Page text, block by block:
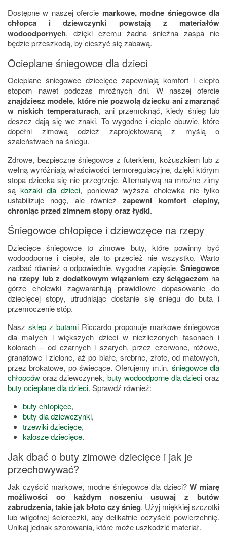
Dostępne w naszej ofercie markowe, modne śniegowce dla
chłopca i dziewczynki powstają z materiałów
wodoodpornych, dzięki czemu żadna śnieżna zaspa nie
będzie przeszkodą, by cieszyć się zabawą.
Ocieplane śniegowce dla dzieci
Ocieplane śniegowce dziecięce zapewniają komfort i ciepło
stopom nawet podczas mroźnych dni. W naszej ofercie
znajdziesz modele, które nie pozwolą dziecku ani zmarznąć
w niskich temperaturach, ani przemoknąć, kiedy śnieg lub
deszcz dają się we znaki. To wygodne i ciepłe obuwie, które
dopełni zimową odzież zaprojektowaną z myślą o
szaleństwach na śniegu.
Zdrowe, bezpieczne śniegowce z futerkiem, kożuszkiem lub z
wełną wyróżniają właściwości termoregulacyjne, dzięki którym
stopa dziecka się nie przegrzeje. Alternatywą na mroźne zimy
są kozaki dla dzieci, ponieważ wyższa cholewka nie tylko
ustabilizuje nogę, ale równieżzapewni komfort cieplny,
chroniąc przed zimnem stopy oraz łydki.
Śniegowce chłopięce i dziewczęce na rzepy
Dziecięce śniegowce to zimowe buty, które powinny być
wodoodporne i ciepłe, ale to przecież nie wszystko. Warto
zadbać również o odpowiednie, wygodne zapięcie. Śniegowce
na rzepy lub z dodatkowym wiązaniem czy ściągaczem na
górze cholewki zagwarantują prawidłowe dopasowanie do
dziecięcej stopy, utrudniając dostanie się śniegu do buta i
przemoczenie stóp.
Nasz sklep z butami Riccardo proponuje markowe śniegowce
dla małych i większych dzieci w niezliczonych fasonach i
kolorach – od czarnych i szarych, przez czerwone, różowe,
granatowe i zielone, aż po białe, srebrne, złote, od matowych,
przez brokatowe, po świecące. Oferujemy m.in. śniegowce dla
chłopców oraz dziewczynek, buty wodoodporne dla dzieci oraz
buty ocieplane dla dzieci. Sprawdź również:
buty chłopięce,
buty dla dziewczynki,
trzewiki dziecięce,
kalosze dziecięce.
Jak dbać o buty zimowe dziecięce i jak je
przechowywać?
Jak czyścić markowe, modne śniegowce dla dzieci?W miarę
możliwości oo każdym noszeniu usuwaj z butów
zabrudzenia, takie jak błoto czy śnieg. Użyj miękkiej szczotki
lub wilgotnej ściereczki, aby delikatnie oczyścić powierzchnię.
Unikaj jednak szorowania, które może uszkodzić materiał.